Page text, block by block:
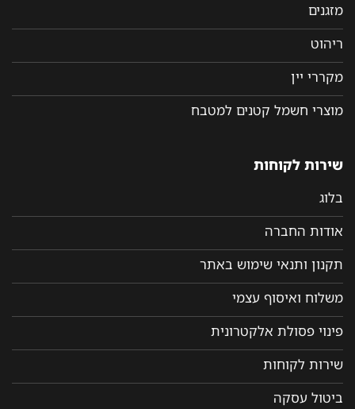
מזגנים
ריהוט
מקררי יין
מוצרי חשמל קטנים למטבח
שירות לקוחות
בלוג
אודות החברה
תקנון ותנאי שימוש באתר
משלוח ואיסוף עצמי
פינוי פסולת אלקטרונית
שירות לקוחות
ביטול עסקה